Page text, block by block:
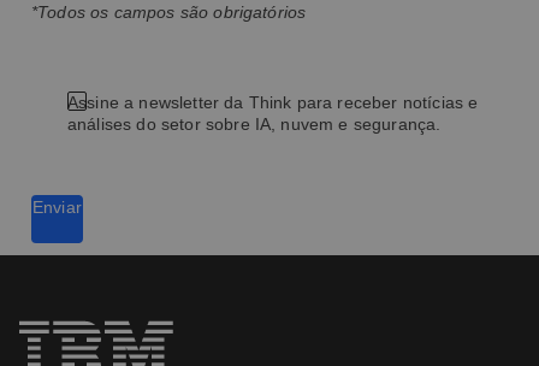
*Todos os campos são obrigatórios
Assine a newsletter da Think para receber notícias e
análises do setor sobre IA, nuvem e segurança.
Enviar